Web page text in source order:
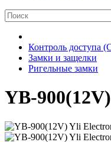
Контроль доступа
Замки и защелки
Ригельные замки
YB-